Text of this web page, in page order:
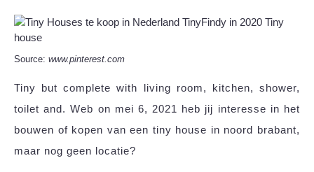
Source: www.pinterest.com
Tiny but complete with living room, kitchen, shower,
toilet and. Web on mei 6, 2021 heb jij interesse in het
bouwen of kopen van een tiny house in noord brabant,
maar nog geen locatie?